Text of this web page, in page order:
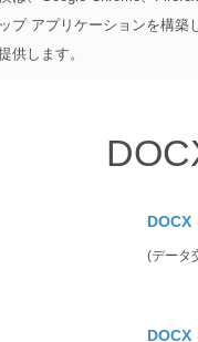
プ アプリケーションを構
供します。
DOCX
(データ
DOCX